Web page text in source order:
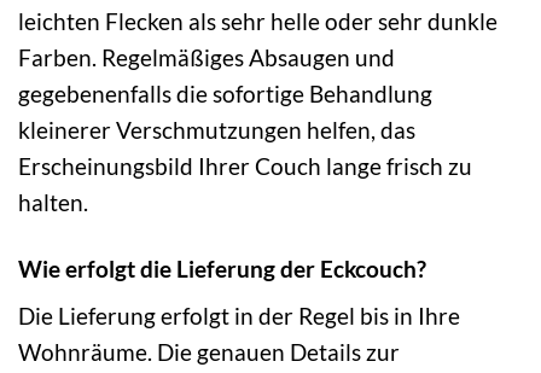
leichten Flecken als sehr helle oder sehr dunkle
Farben. Regelmäßiges Absaugen und
gegebenenfalls die sofortige Behandlung
kleinerer Verschmutzungen helfen, das
Erscheinungsbild Ihrer Couch lange frisch zu
halten.
Wie erfolgt die Lieferung der Eckcouch?
Die Lieferung erfolgt in der Regel bis in Ihre
Wohnräume. Die genauen Details zur